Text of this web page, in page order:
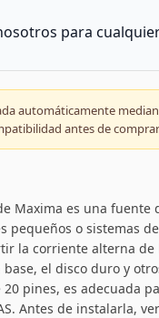
para
automáticamente
antes de
Maxima es una fuente
pequeños o sistemas
la corriente alterna
el disco duro y
pines, es adecuada
Antes de instalarla,